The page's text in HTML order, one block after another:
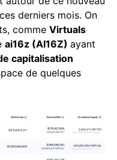
derniers mois. On
comme Virtuals
ai16z (AI16Z) ayant
capitalisation
de quelques